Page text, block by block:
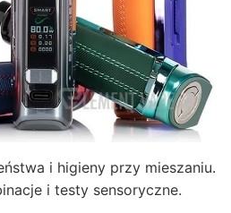
i higieny przy mieszaniu.
i testy sensoryczne.